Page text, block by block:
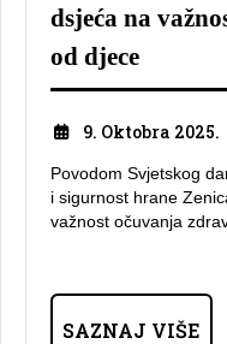
dsjeća na
od djece
9. Oktobra 2025.
Povodom Svjetskog
i sigurnost hrane
važnost očuvanja
SAZNAJ VIŠE